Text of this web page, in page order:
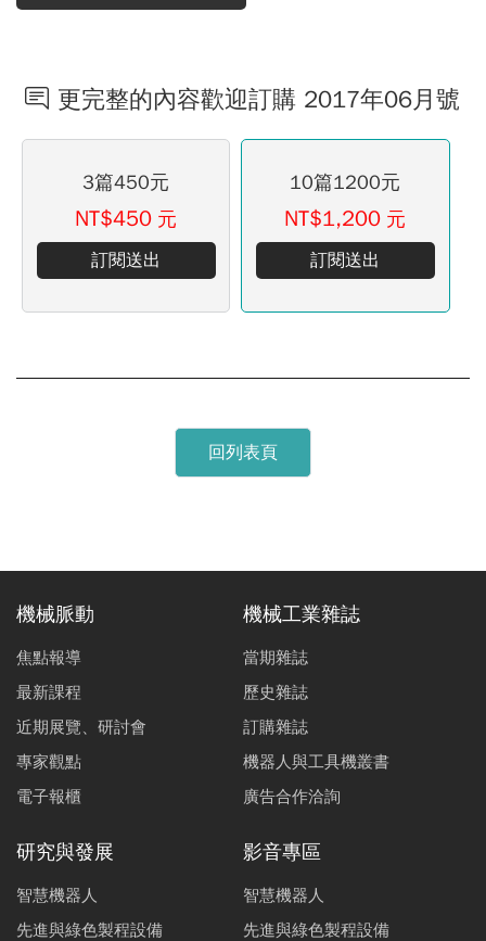
更完整的內容歡迎訂購 2017年06月號
3篇450元
NT$450 元
訂閱送出
10篇1200元
NT$1,200 元
訂閱送出
回列表頁
機械脈動
焦點報導
最新課程
近期展覽、研討會
專家觀點
電子報櫃
機械工業雜誌
當期雜誌
歷史雜誌
訂購雜誌
機器人與工具機叢書
廣告合作洽詢
研究與發展
智慧機器人
先進與綠色製程設備
影音專區
智慧機器人
先進與綠色製程設備